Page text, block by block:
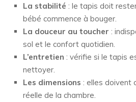
La stabilité : le tapis doit
bébé commence à bouger.
La douceur au toucher :
sol et le confort quotidien.
L’entretien : vérifie si le tapis
nettoyer.
Les dimensions : elles doivent
réelle de la chambre.